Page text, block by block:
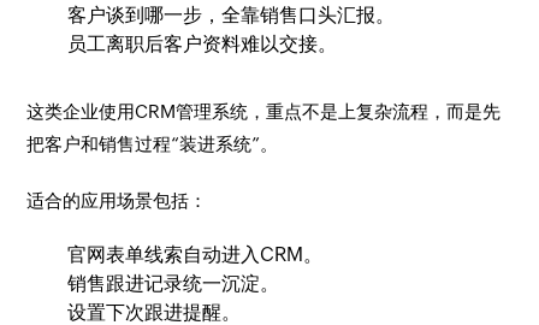
客户谈到哪一步，全靠销售口头汇报。
员工离职后客户资料难以交接。
这类企业使用CRM管理系统，重点不是上复杂流程，而是先
把客户和销售过程“装进系统”。
适合的应用场景包括：
官网表单线索自动进入CRM。
销售跟进记录统一沉淀。
设置下次跟进提醒。